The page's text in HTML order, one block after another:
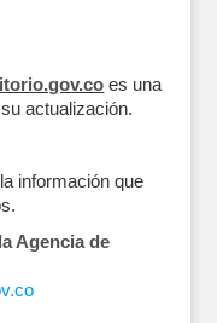
es una
actualización.
información que
Agencia de